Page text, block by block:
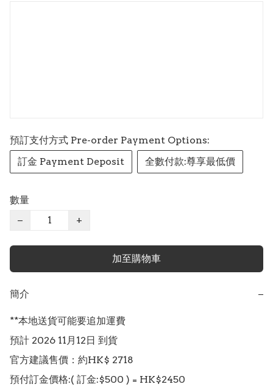
預訂支付方式 Pre-order Payment Options:
訂金 Payment Deposit
全數付款:尊享最低價
數量
−
+
加至購物車
簡介 −
**本地送貨可能要追加運費
預計 2026 11月12日 到貨
官方建議售價：約HK$ 2718
預付訂金價格:( 訂金:$500 ) = HK$2450